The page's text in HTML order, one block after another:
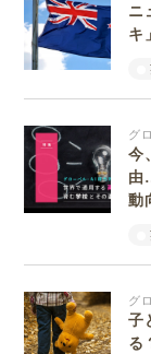
ニ
キ
グ
今
由
動
グ
子
る